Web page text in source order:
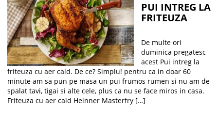
PUI INTREG LA
FRITEUZA
De multe ori
duminica pregatesc
acest Pui intreg la
friteuza cu aer cald. De ce? Simplu! pentru ca in doar 60
minute am sa pun pe masa un pui frumos rumen si nu am de
spalat tavi, tigai si alte cele, plus ca nu se face miros in casa.
Friteuza cu aer cald Heinner Masterfry […]